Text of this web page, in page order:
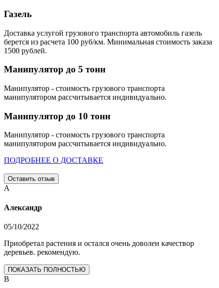
Газель
Доставка услугой грузового транспорта автомобиль газель
берется из расчета 100 руб/км. Минимальная стоимость заказа
1500 рублей.
Манипулятор до 5 тонн
Манипулятор - стоимость грузового транспорта
манипулятором рассчитывается индивидуально.
Манипулятор до 10 тонн
Манипулятор - стоимость грузового транспорта
манипулятором рассчитывается индивидуально.
ПОДРОБНЕЕ О ДОСТАВКЕ
Оставить отзыв
А
Александр
05/10/2022
Приобретал растения и остался очень доволен качествор
деревьев. рекомендую.
ПОКАЗАТЬ ПОЛНОСТЬЮ
В